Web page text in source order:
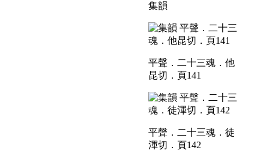
集韻
平聲．二十三魂．他
昆切．頁141
平聲．二十三魂．徒
渾切．頁142